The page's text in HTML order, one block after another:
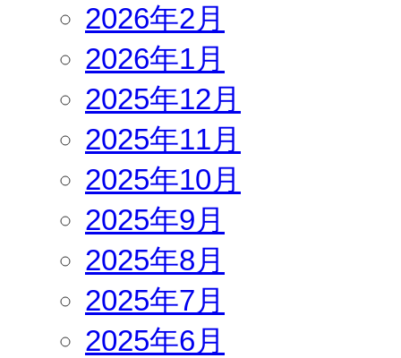
2026年2月
2026年1月
2025年12月
2025年11月
2025年10月
2025年9月
2025年8月
2025年7月
2025年6月